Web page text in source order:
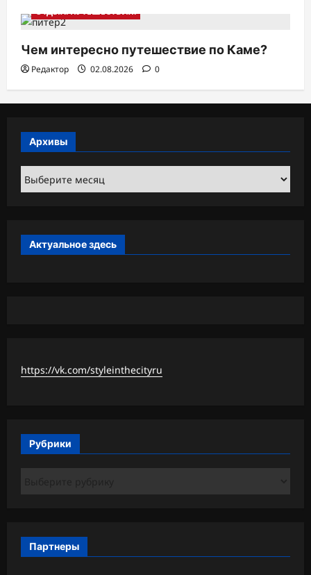
ОТДЫХ. ПУТЕШЕСТВИЯ.
Чем интересно путешествие по Каме?
Редактор 02.08.2026 0
Архивы
Архивы
Актуальное здесь
https://vk.com/styleinthecityru
Рубрики
Партнеры